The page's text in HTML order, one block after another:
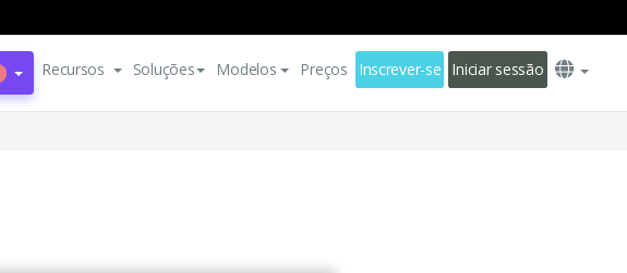
Recursos Soluções Modelos Preços Inscrever-se Iniciar sessão